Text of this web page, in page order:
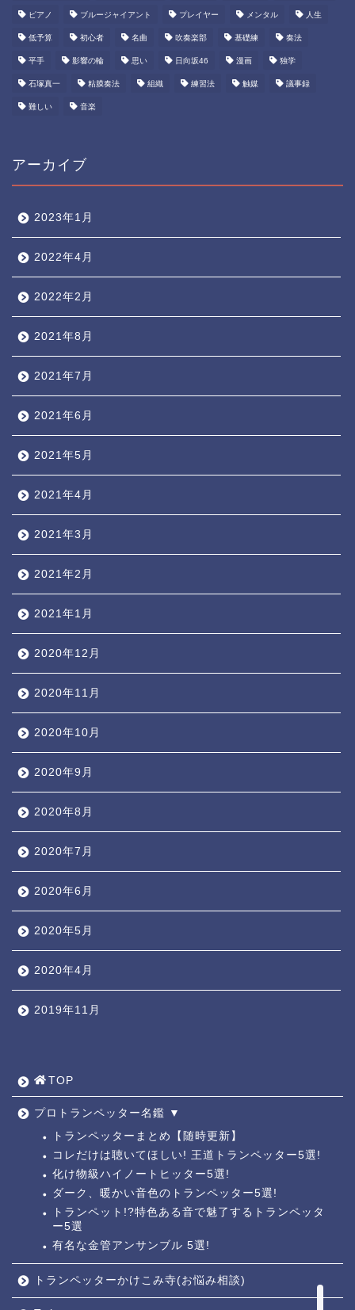
ピアノ ブルージャイアント プレイヤー メンタル 人生
低予算 初心者 名曲 吹奏楽部 基礎練 奏法
平手 影響の輪 思い 日向坂46 漫画 独学
石塚真一 粘膜奏法 組織 練習法 触媒 議事録
難しい 音楽
アーカイブ
2023年1月
2022年4月
2022年2月
2021年8月
2021年7月
2021年6月
2021年5月
2021年4月
2021年3月
2021年2月
2021年1月
2020年12月
2020年11月
2020年10月
2020年9月
2020年8月
2020年7月
2020年6月
2020年5月
2020年4月
2019年11月
TOP
プロトランペッター名鑑 ▼
トランペッターまとめ【随時更新】
コレだけは聴いてほしい! 王道トランペッター5選!
化け物級ハイノートヒッター5選!
ダーク、暖かい音色のトランペッター5選!
トランペット!?特色ある音で魅了するトランペッタ
ー5選
有名な金管アンサンブル 5選!
トランペッターかけこみ寺(お悩み相談)
トランペッター名鑑 ┫
トランペットの練習法 ┫
お悩み相談回答┛